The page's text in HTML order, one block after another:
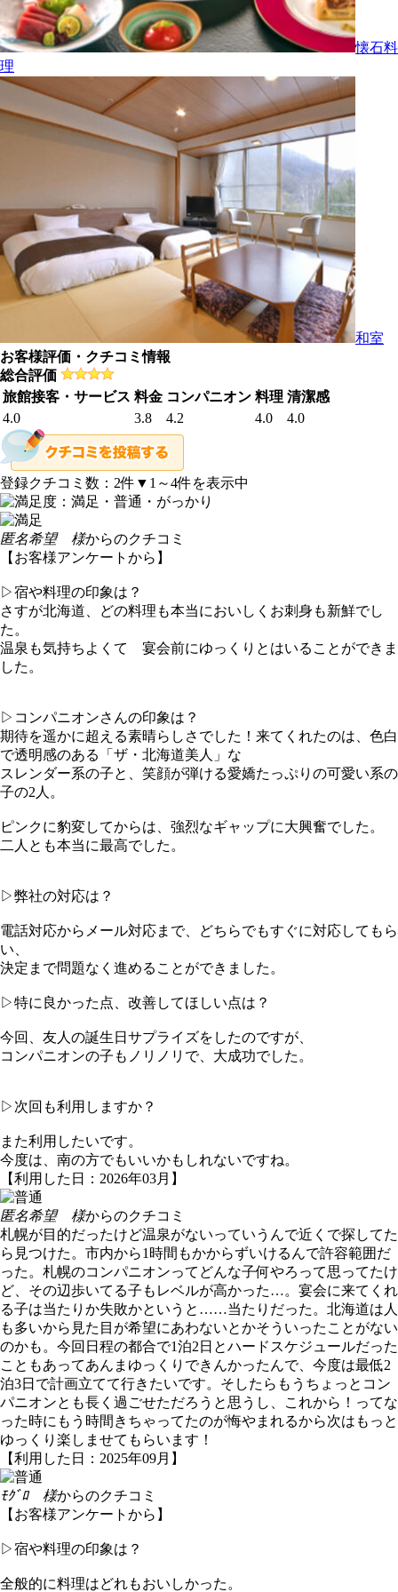
懐石料
理
和室
お客様評価・クチコミ情報
総合評価
旅館接客・サービス 料金 コンパニオン 料理 清潔感
4.0
3.8 4.2 4.0 4.0
登録クチコミ数： 2件 ▼1～4件を表示中
匿名希望 様からのクチコミ
【お客様アンケートから】
▷宿や料理の印象は？
さすが北海道、どの料理も本当においしくお刺身も新鮮でし
た。
温泉も気持ちよくて 宴会前にゆっくりとはいることができま
した。
▷コンパニオンさんの印象は？
期待を遥かに超える素晴らしさでした！来てくれたのは、色白
で透明感のある「ザ・北海道美人」な
スレンダー系の子と、笑顔が弾ける愛嬌たっぷりの可愛い系の
子の2人。
ピンクに豹変してからは、強烈なギャップに大興奮でした。
二人とも本当に最高でした。
▷弊社の対応は？
電話対応からメール対応まで、どちらでもすぐに対応してもら
い、
決定まで問題なく進めることができました。
▷特に良かった点、改善してほしい点は？
今回、友人の誕生日サプライズをしたのですが、
コンパニオンの子もノリノリで、大成功でした。
▷次回も利用しますか？
また利用したいです。
今度は、南の方でもいいかもしれないですね。
【利用した日：2026年03月】
匿名希望 様からのクチコミ
札幌が目的だったけど温泉がないっていうんで近くで探してた
ら見つけた。市内から1時間もかからずいけるんで許容範囲だ
った。札幌のコンパニオンってどんな子何やろって思ってたけ
ど、その辺歩いてる子もレベルが高かった…。宴会に来てくれ
る子は当たりか失敗かというと……当たりだった。北海道は人
も多いから見た目が希望にあわないとかそういったことがない
のかも。今回日程の都合で1泊2日とハードスケジュールだった
こともあってあんまゆっくりできんかったんで、今度は最低2
泊3日で計画立てて行きたいです。そしたらもうちょっとコン
パニオンとも長く過ごせただろうと思うし、これから！ってな
った時にもう時間きちゃってたのが悔やまれるから次はもっと
ゆっくり楽しませてもらいます！
【利用した日：2025年09月】
ﾓｸﾞﾛ 様からのクチコミ
【お客様アンケートから】
▷宿や料理の印象は？
全般的に料理はどれもおいしかった。